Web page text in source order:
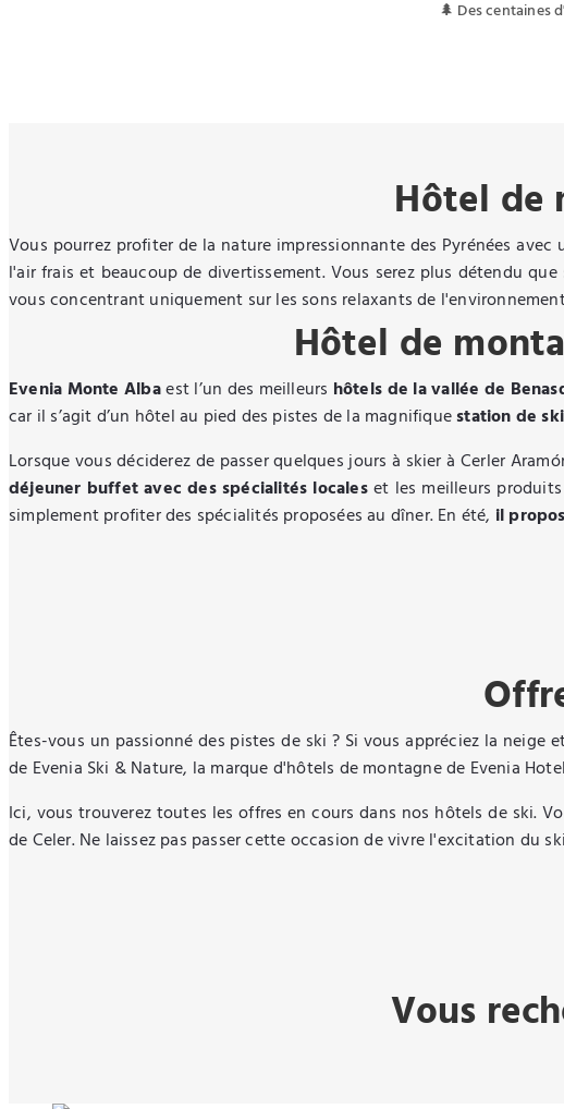
🌲 Des centaines
Hôtel de
Vous pourrez profiter de la nature impressionnante des Pyrénées avec
l'air frais et beaucoup de divertissement. Vous serez plus détendu
vous concentrant uniquement sur les sons relaxants de
Hôtel de
Evenia Monte Albaest l’un des meilleurs hôtels de la vallée de
car il s’agit d’un hôtel au pied des pistes de la magnifiquestation de
Lorsque vous déciderez de passer quelques jours à skier à Cerler
déjeuner buffet avec des spécialités localeset les meilleurs
simplement profiter des spécialités proposées au dîner. En été, il
Êtes-vous un passionné des pistes de ski ? Si vous appréciez la
de Evenia Ski & Nature, la marque d'hôtels de montagne de Evenia
Ici, vous trouverez toutes les offres en cours dans nos hôtels de ski.
de Celer. Ne laissez pas passer cette occasion de vivre l'excitation du
Vous